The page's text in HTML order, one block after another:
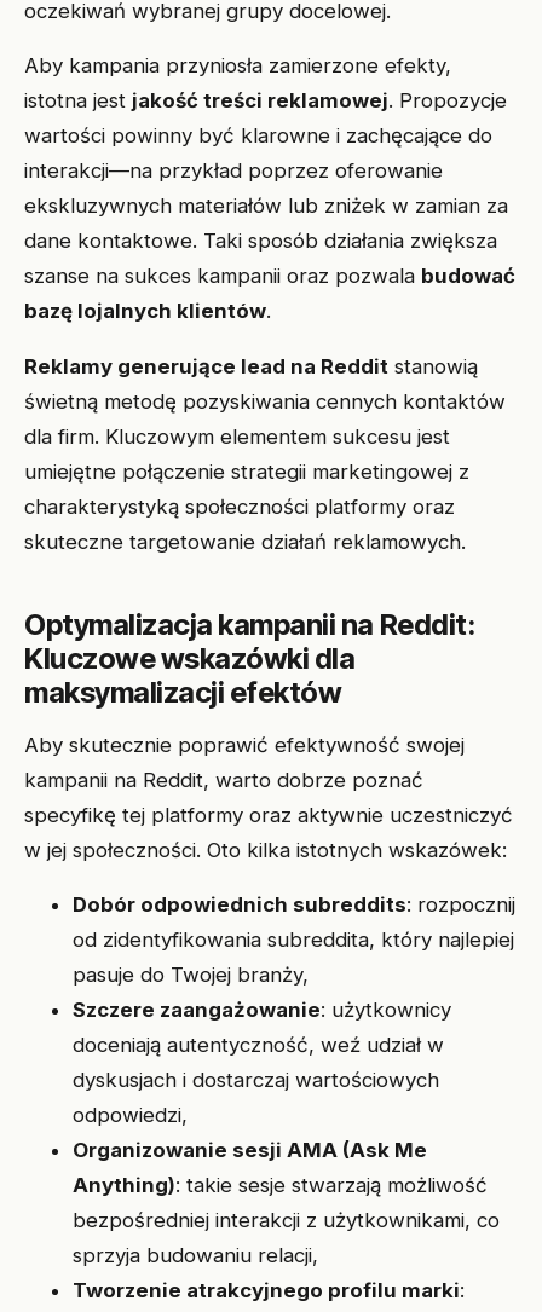
oczekiwań wybranej grupy docelowej.
Aby kampania przyniosła zamierzone efekty,
istotna jest jakość treści reklamowej. Propozycje
wartości powinny być klarowne i zachęcające do
interakcji—na przykład poprzez oferowanie
ekskluzywnych materiałów lub zniżek w zamian za
dane kontaktowe. Taki sposób działania zwiększa
szanse na sukces kampanii oraz pozwala budować
bazę lojalnych klientów.
Reklamy generujące lead na Reddit stanowią
świetną metodę pozyskiwania cennych kontaktów
dla firm. Kluczowym elementem sukcesu jest
umiejętne połączenie strategii marketingowej z
charakterystyką społeczności platformy oraz
skuteczne targetowanie działań reklamowych.
Optymalizacja kampanii na Reddit:
Kluczowe wskazówki dla
maksymalizacji efektów
Aby skutecznie poprawić efektywność swojej
kampanii na Reddit, warto dobrze poznać
specyfikę tej platformy oraz aktywnie uczestniczyć
w jej społeczności. Oto kilka istotnych wskazówek:
Dobór odpowiednich subreddits: rozpocznij
od zidentyfikowania subreddita, który najlepiej
pasuje do Twojej branży,
Szczere zaangażowanie: użytkownicy
doceniają autentyczność, weź udział w
dyskusjach i dostarczaj wartościowych
odpowiedzi,
Organizowanie sesji AMA (Ask Me
Anything): takie sesje stwarzają możliwość
bezpośredniej interakcji z użytkownikami, co
sprzyja budowaniu relacji,
Tworzenie atrakcyjnego profilu marki: